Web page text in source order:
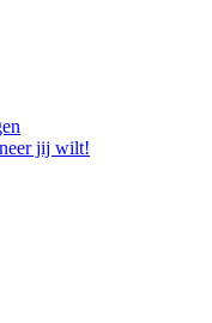
jij wilt!